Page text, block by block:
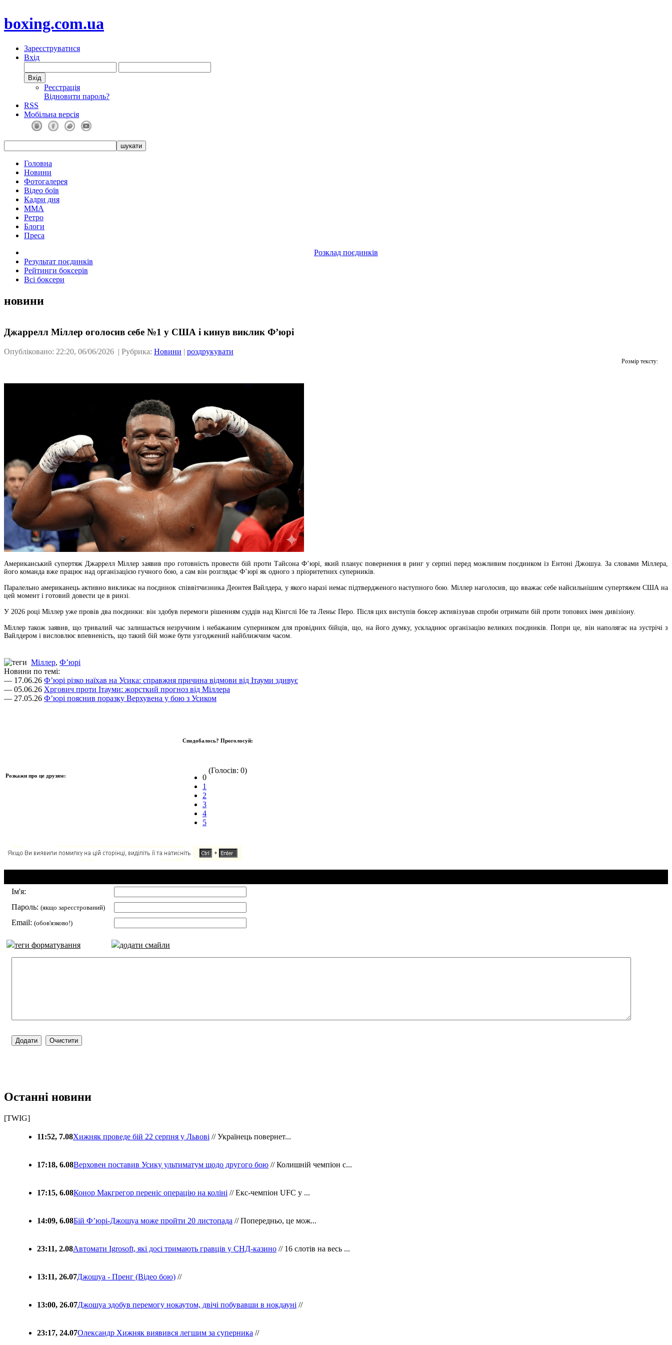
boxing.com.ua
Зареєструватися
Вхід
Реєстрація
Відновити пароль?
RSS
Мобільна версія
Головна
Новини
Фотогалерея
Відео боїв
Кадри дня
ММА
Ретро
Блоги
Преса
Розклад поєдинків
Результат поєдинків
Рейтинги боксерів
Всі боксери
новини
Джаррелл Міллер оголосив себе №1 у США і кинув виклик Ф’юрі
Опубліковано: 22:20, 06/06/2026 | Рубрика: Новини | роздрукувати
Розмір тексту:
Американський супертяж Джаррелл Міллер заявив про готовність провести бій проти Тайсона Ф’юрі, який планує повернення в ринг у серпні перед можливим поєдинком із Ентоні Джошуа. За словами Міллера,
його команда вже працює над організацією гучного бою, а сам він розглядає Ф’юрі як одного з пріоритетних суперників.
Паралельно американець активно викликає на поєдинок співвітчизника Деонтея Вайлдера, у якого наразі немає підтвердженого наступного бою. Міллер наголосив, що вважає себе найсильнішим супертяжем США на
цей момент і готовий довести це в ринзі.
У 2026 році Міллер уже провів два поєдинки: він здобув перемоги рішенням суддів над Кінгслі Ібе та Леньє Перо. Після цих виступів боксер активізував спроби отримати бій проти топових імен дивізіону.
Міллер також заявив, що тривалий час залишається незручним і небажаним суперником для провідних бійців, що, на його думку, ускладнює організацію великих поєдинків. Попри це, він наполягає на зустрічі з
Вайлдером і висловлює впевненість, що такий бій може бути узгоджений найближчим часом.
Міллер, Ф’юрі
Новини по темі:
— 17.06.26 Ф’юрі різко наїхав на Усика: справжня причина відмови від Ітауми здивує
— 05.06.26 Хргович проти Ітауми: жорсткий прогноз від Міллера
— 27.05.26 Ф’юрі пояснив поразку Верхувена у бою з Усиком
Розкажи про це друзям:
Сподобалось? Проголосуй:
0
1
2
3
4
5
(Голосів: 0)
Ім'я:
Пароль: (якщо зареєстрований)
Email: (обов'язково!)
теги форматування додати смайли
Останні новини
[TWIG]
11:52, 7.08Хижняк проведе бій 22 серпня у Львові // Українець повернет...
17:18, 6.08Верховен поставив Усику ультиматум щодо другого бою // Колишній чемпіон с...
17:15, 6.08Конор Макгрегор переніс операцію на коліні // Екс-чемпіон UFC у ...
14:09, 6.08Бій Ф’юрі-Джошуа може пройти 20 листопада // Попередньо, це мож...
23:11, 2.08Автомати Igrosoft, які досі тримають гравців у СНД-казино // 16 слотів на весь ...
13:11, 26.07Джошуа - Пренг (Відео бою) //
13:00, 26.07Джошуа здобув перемогу нокаутом, двічі побувавши в нокдауні //
23:17, 24.07Олександр Хижняк виявився легшим за суперника //